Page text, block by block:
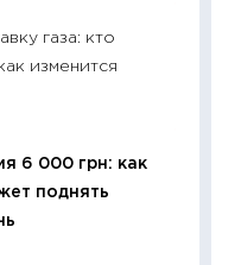
газа: кто
изменится
6 000 грн: как
поднять